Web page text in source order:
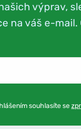
výprav,
na váš e-
souhlasíte se